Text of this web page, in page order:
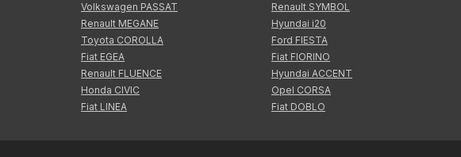
Volkswagen PASSAT
Renault MEGANE
Toyota COROLLA
Fiat EGEA
Renault FLUENCE
Honda CIVIC
Fiat LINEA
Renault SYMBOL
Hyundai i20
Ford FIESTA
Fiat FIORINO
Hyundai ACCENT
Opel CORSA
Fiat DOBLO